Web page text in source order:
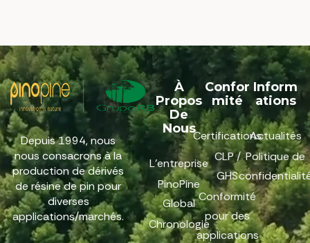
Depuis 1994, nous
nous consacrons à la
production de dérivés
de résine de pin pour
diverses
applications/marchés.
À
Propos
De
Nous
L'entreprise
PinoPine
Global
Chronologie
Confor
Mité
Certifications
CLP /
GHS
Conformité
pour des
applications
Inform
Ations
Actualités
Politique de